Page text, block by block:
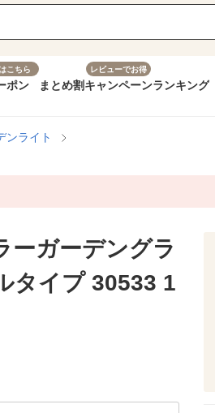
こちら
ポン まとめ割
レビューでお得
キャンペーンランキング
ンライト
ーガーデングラ
タイプ 30533 1